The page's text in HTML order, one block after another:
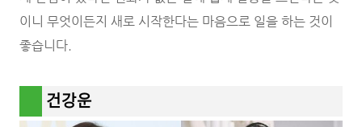
이니 무엇이든지 새로 시작한다는 마음으로 일을 하는 것이
좋습니다.
건강운